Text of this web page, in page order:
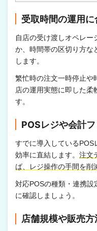
受取時間の運用
自店の受け渡しオペレ
か、時間帯の区切り方な
します。
繁忙時の注文一時停止や
店の運用実態に即した
す。
POSレジや会計
すでに導入しているPOS
効率に直結します。 注文
ば、レジ操作の手間を削
対応POSの種類・連携
に確認しましょう。
店舗規模や販売